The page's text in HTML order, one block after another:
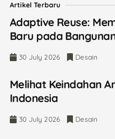
Artikel Terbaru
Adaptive Reuse:
Baru pada
30 July 2026 Desain
Melihat Keindahan
Indonesia
30 July 2026 Desain